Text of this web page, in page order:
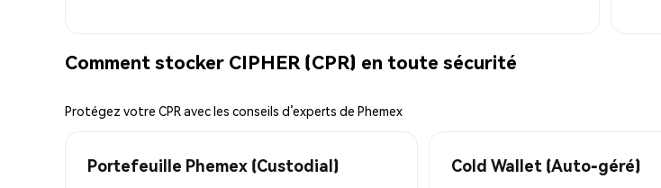
Comment stocker CIPHER (CPR) en toute sécurité
Protégez votre CPR avec les conseils d’experts de Phemex
Portefeuille Phemex (Custodial) Cold Wallet (Auto-géré)